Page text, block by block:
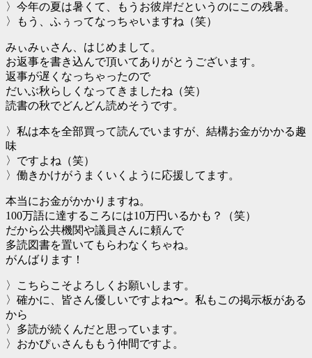
〉今年の夏は暑くて、もうお彼岸だというのにこの残暑。
〉もう、ふぅってなっちゃいますね（笑）
みぃみぃさん、はじめまして。
お返事を書き込んで頂いてありがとうございます。
返事が遅くなっちゃったので
だいぶ秋らしくなってきましたね（笑）
読書の秋でどんどん読めそうです。
〉私は本を全部買って読んでいますが、結構お金がかかる趣
味
〉ですよね（笑）
〉働きかけがうまくいくように応援してます。
本当にお金がかかりますね。
100万語に達するころには10万円いるかも？（笑）
だから公共機関や議員さんに頼んで
多読図書を置いてもらわなくちゃね。
がんばります！
〉こちらこそよろしくお願いします。
〉確かに、皆さん優しいですよね〜。私もこの掲示板がある
から
〉多読が続くんだと思っています。
〉おかぴぃさんももう仲間ですよ。